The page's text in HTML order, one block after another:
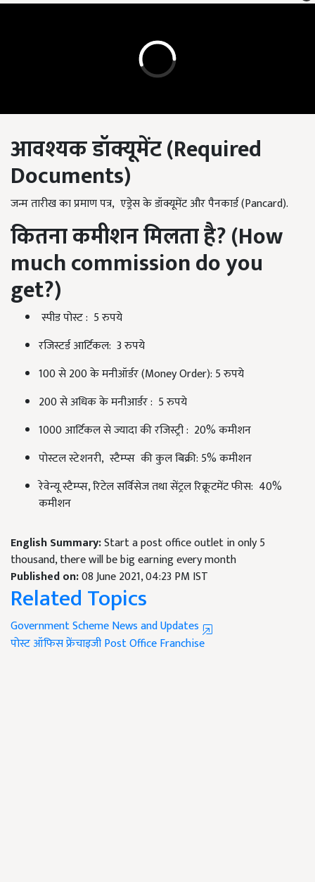
आवश्यकडॉक्यूमेंट (Required
Documents)
जन्म तारीख का प्रमाण पत्र, एड्रेस के डॉक्यूमेंट और पैनकार्ड (Pancard).
कितनाकमीशनमिलताहै? (How
much commission do you
get?)
स्पीड पोस्ट : 5 रुपये
रजिस्टर्ड आर्टिकल: 3 रुपये
100 से 200 के मनीऑर्डर (Money Order): 5 रुपये
200 से अधिक के मनीआर्डर : 5 रुपये
1000 आर्टिकल से ज्यादा की रजिस्ट्री : 20% कमीशन
पोस्टल स्टेशनरी, स्टैम्प्स की कुल बिक्री: 5% कमीशन
रेवेन्यू स्टैम्प्स, रिटेल सर्विसेज तथा सेंट्रल रिक्रूटमेंट फीस: 40%
कमीशन
English Summary:Start a post office outlet in only 5
thousand, there will be big earning every month
Published on:08 June 2021, 04:23 PM IST
Related Topics
Government Scheme News and Updates
पोस्ट ऑफिस फ्रेंचाइजीPost Office Franchise